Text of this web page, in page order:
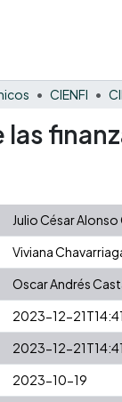
CIENFI
las
Julio César Alonso
Viviana
Oscar Andrés
2023-12-
2023-12-
2023-10-19